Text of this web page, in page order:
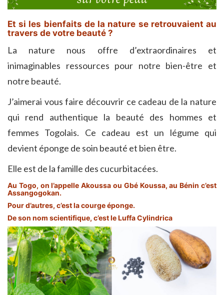
Et si les bienfaits de la nature se retrouvaient au
travers de votre beauté ?
La nature nous offre d’extraordinaires et
inimaginables ressources pour notre bien-être et
notre beauté.
J’aimerai vous faire découvrir ce cadeau de la nature
qui rend authentique la beauté des hommes et
femmes Togolais. Ce cadeau est un légume qui
devient éponge de soin beauté et bien être.
Elle est de la famille des cucurbitacées.
Au Togo, on l’appelle Akoussa ou Gbé Koussa, au Bénin c’est
Assangogokan.
Pour d’autres, c’est la courge éponge.
De son nom scientifique, c’est le Luffa Cylindrica